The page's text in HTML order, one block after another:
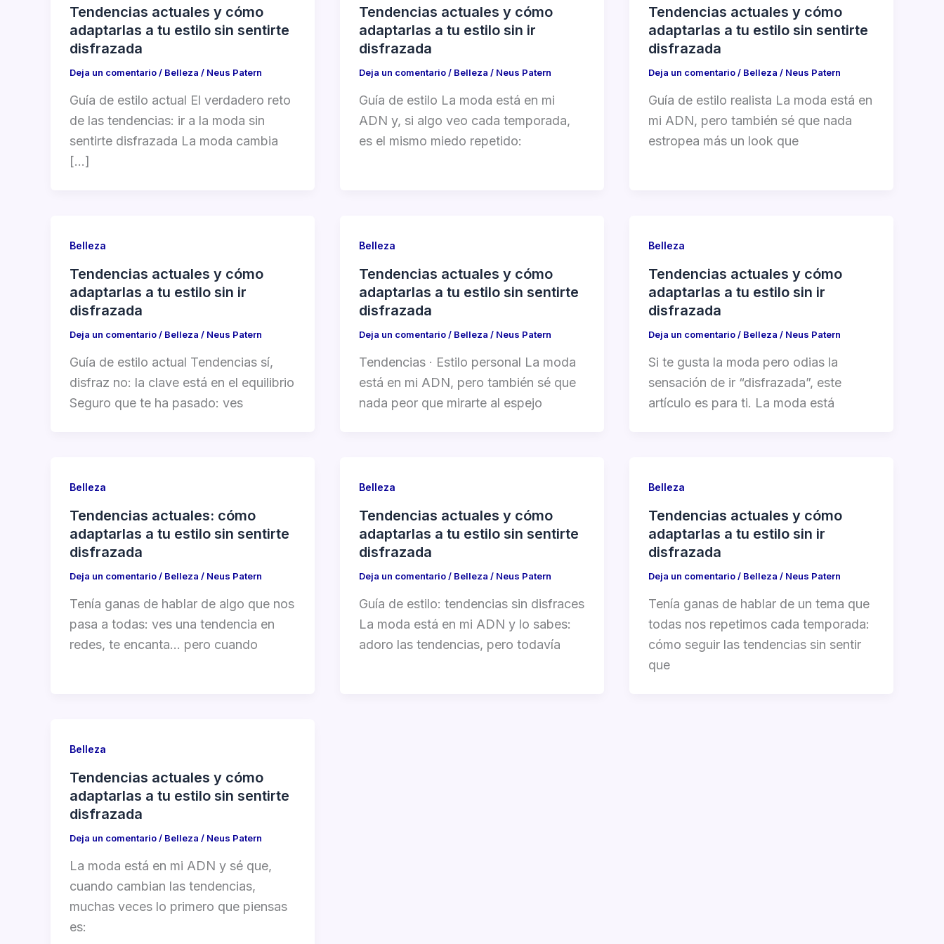
Tendencias actuales y cómo
adaptarlas a tu estilo sin sentirte
disfrazada
Deja un comentario/ Belleza / Neus Patern
Guía de estilo actual El verdadero reto
de las tendencias: ir a la moda sin
sentirte disfrazada La moda cambia
[…]
Tendencias actuales y cómo
adaptarlas a tu estilo sin ir
disfrazada
Deja un comentario/ Belleza / Neus Patern
Guía de estilo La moda está en mi
ADN y, si algo veo cada temporada,
es el mismo miedo repetido:
Tendencias actuales y cómo
adaptarlas a tu estilo sin sentirte
disfrazada
Deja un comentario/ Belleza / Neus Patern
Guía de estilo realista La moda está en
mi ADN, pero también sé que nada
estropea más un look que
Belleza
Tendencias actuales y cómo
adaptarlas a tu estilo sin ir
disfrazada
Deja un comentario/ Belleza / Neus Patern
Guía de estilo actual Tendencias sí,
disfraz no: la clave está en el equilibrio
Seguro que te ha pasado: ves
Belleza
Tendencias actuales y cómo
adaptarlas a tu estilo sin sentirte
disfrazada
Deja un comentario/ Belleza / Neus Patern
Tendencias · Estilo personal La moda
está en mi ADN, pero también sé que
nada peor que mirarte al espejo
Belleza
Tendencias actuales y cómo
adaptarlas a tu estilo sin ir
disfrazada
Deja un comentario/ Belleza / Neus Patern
Si te gusta la moda pero odias la
sensación de ir “disfrazada”, este
artículo es para ti. La moda está
Belleza
Tendencias actuales: cómo
adaptarlas a tu estilo sin sentirte
disfrazada
Deja un comentario/ Belleza / Neus Patern
Tenía ganas de hablar de algo que nos
pasa a todas: ves una tendencia en
redes, te encanta… pero cuando
Belleza
Tendencias actuales y cómo
adaptarlas a tu estilo sin sentirte
disfrazada
Deja un comentario/ Belleza / Neus Patern
Guía de estilo: tendencias sin disfraces
La moda está en mi ADN y lo sabes:
adoro las tendencias, pero todavía
Belleza
Tendencias actuales y cómo
adaptarlas a tu estilo sin ir
disfrazada
Deja un comentario/ Belleza / Neus Patern
Tenía ganas de hablar de un tema que
todas nos repetimos cada temporada:
cómo seguir las tendencias sin sentir
que
Belleza
Tendencias actuales y cómo
adaptarlas a tu estilo sin sentirte
disfrazada
Deja un comentario/ Belleza / Neus Patern
La moda está en mi ADN y sé que,
cuando cambian las tendencias,
muchas veces lo primero que piensas
es: